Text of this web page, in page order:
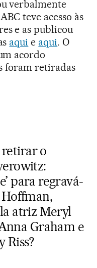
verbalmente
teve acesso às
e as publicou
aqui e aqui. O
acordo
foram retiradas
retirar o
para regravá-
atriz Meryl
Graham e
Riss?